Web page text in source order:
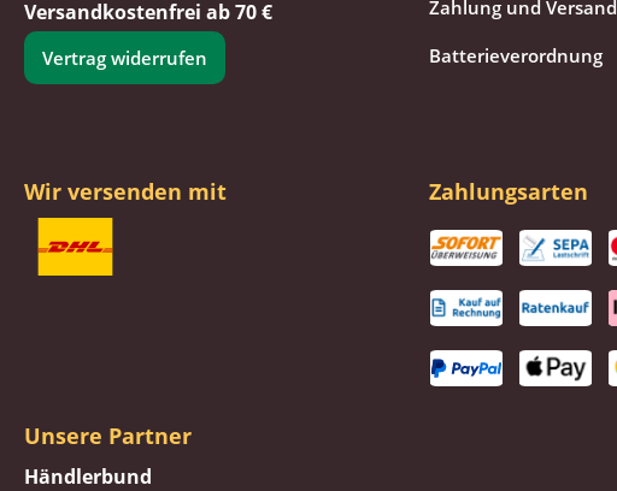
Versandkostenfrei ab 70 €
Vertrag widerrufen
Zahlung und Versand
Batterieverordnung
Wir versenden mit Zahlungsarten
Unsere Partner
Händlerbund